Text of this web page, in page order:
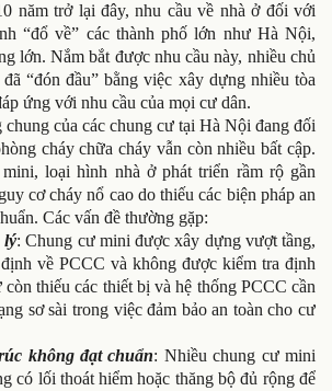
năm trở lại đây, nhu cầu về nhà ở đối với
“đổ về” các thành phố lớn như Hà Nội,
lớn. Nắm bắt được nhu cầu này, nhiều chủ
“đón đầu” bằng việc xây dựng nhiều tòa
ứng với nhu cầu của mọi cư dân.
của các chung cư tại Hà Nội đang đối
cháy chữa cháy vẫn còn nhiều bất cập.
loại hình nhà ở phát triển rầm rộ gần
cơ cháy nổ cao do thiếu các biện pháp an
Các vấn đề thường gặp:
lý: Chung cư mini được xây dựng vượt tầng,
về PCCC và không được kiểm tra định
thiếu các thiết bị và hệ thống PCCC cần
sơ sài trong việc đảm bảo an toàn cho cư
không đạt chuẩn: Nhiều chung cư mini
có lối thoát hiểm hoặc thăng bộ đủ rộng để